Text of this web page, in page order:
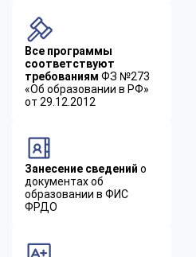
Все программы
соответствуют
требованиям ФЗ №273
«Об образовании в РФ»
от 29.12.2012
Занесение сведений о
документах об
образовании в ФИС
ФРДО